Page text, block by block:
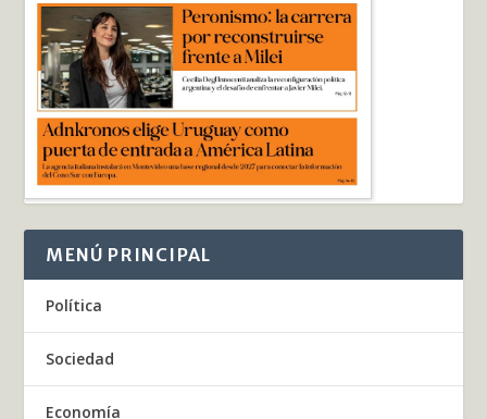
MENÚ PRINCIPAL
Política
Sociedad
Economía